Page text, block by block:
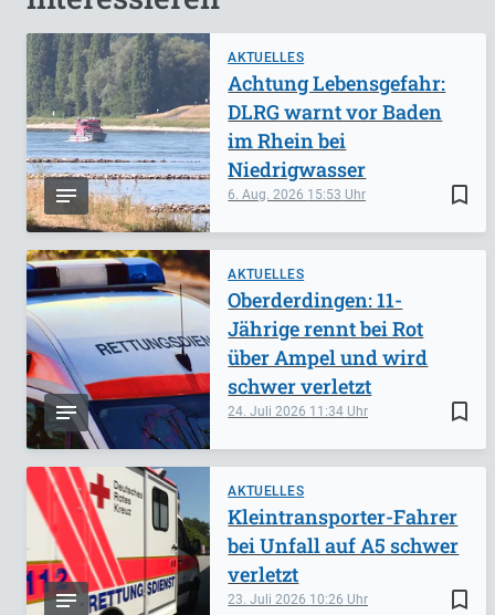
AKTUELLES
bookmark_border
6. Aug. 2026 15:53
Achtung Lebensgefahr:
DLRG warnt vor Baden
im Rhein bei
Niedrigwasser
AKTUELLES
bookmark_border
24. Juli 2026 11:34
Oberderdingen: 11-
Jährige rennt bei Rot
über Ampel und wird
schwer verletzt
AKTUELLES
bookmark_border
23. Juli 2026 10:26
Kleintransporter-Fahrer
bei Unfall auf A5 schwer
verletzt